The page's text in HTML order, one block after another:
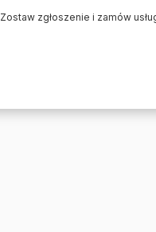
Zostaw zgłoszenie i zamów